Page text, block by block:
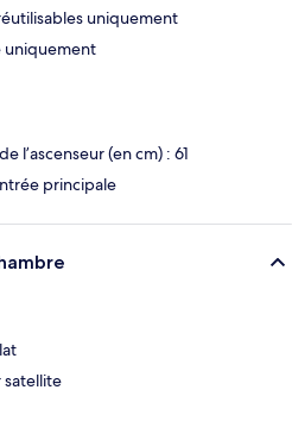
uniquement
uniquement
l’ascenseur (en cm) : 61
principale
satellite